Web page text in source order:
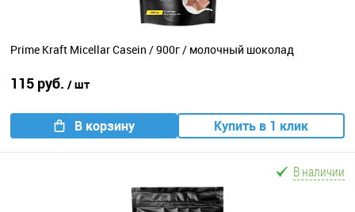
Prime Kraft Micellar Casein / 900г / молочный шоколад
115 руб. / шт
В корзину Купить в 1 клик
В наличии